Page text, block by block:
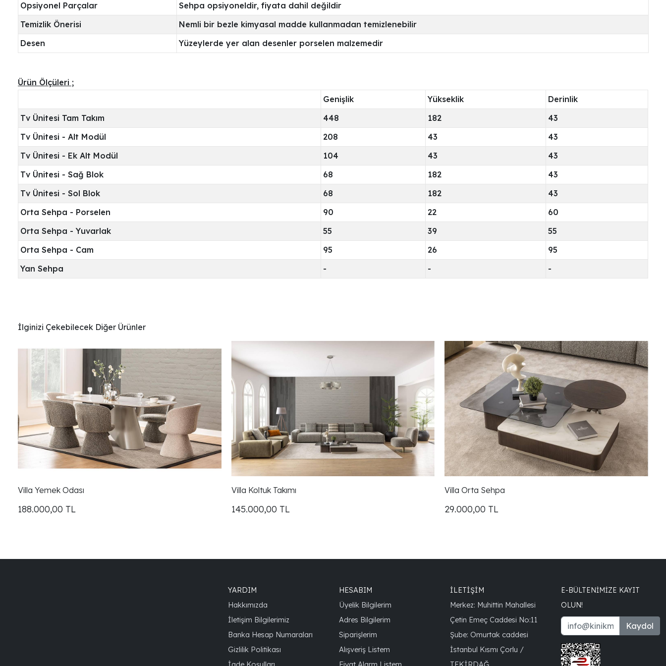
Opsiyonel Parçalar
Sehpa opsiyoneldir, fiyata dahil değildir
Temizlik Önerisi
Nemli bir bezle kimyasal madde kullanmadan temizlenebilir
Desen
Yüzeylerde yer alan desenler porselen malzemedir
Ürün Ölçüleri ;
Genişlik
Yükseklik
Derinlik
Tv Ünitesi Tam Takım
448 182
43
Tv Ünitesi - Alt Modül
208 43
43
Tv Ünitesi - Ek Alt Modül
104 43
43
Tv Ünitesi - Sağ Blok
68 182
43
Tv Ünitesi - Sol Blok
68 182
43
Orta Sehpa - Porselen
90 22
60
Orta Sehpa - Yuvarlak
55 39
55
Orta Sehpa - Cam
95 26
95
Yan Sehpa
- - -
İlginizi Çekebilecek Diğer Ürünler
Villa Yemek Odası
188.000,00 TL
Villa Koltuk Takımı
145.000,00 TL
Villa Orta Sehpa
29.000,00 TL
YARDIM
Hakkımızda
İletişim Bilgilerimiz
Banka Hesap Numaraları
Gizlilik Politikası
HESABIM
Üyelik Bilgilerim
Adres Bilgilerim
Siparişlerim
Alışveriş Listem
İLETİŞİM
Merkez: Muhittin Mahallesi
Çetin Emeç Caddesi No:11
Şube: Omurtak caddesi
İstanbul Kısmı Çorlu /
E-BÜLTENIMIZE KAYIT
OLUN!
Kaydol